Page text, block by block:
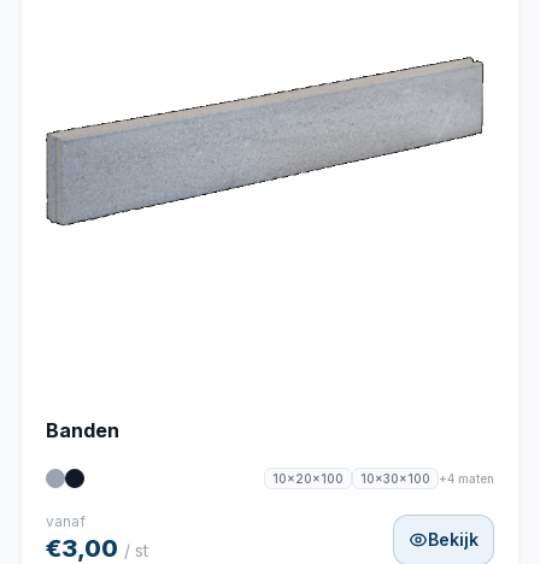
Banden
10x20x100 10x30x100 +4 maten
vanaf
€3,00 / st
Bekijk